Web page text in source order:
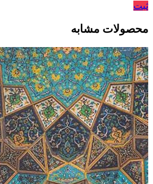
ثبت
محصولات مشابه